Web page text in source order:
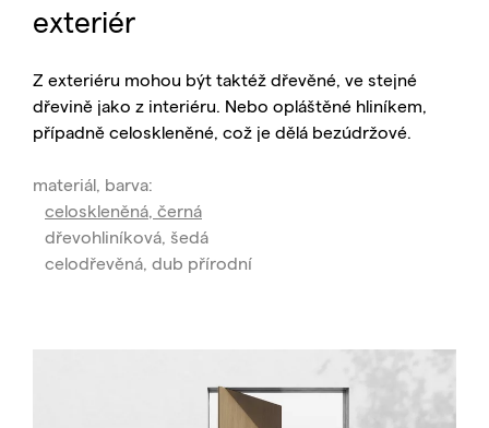
exteriér
Z exteriéru mohou být taktéž dřevěné, ve stejné
dřevině jako z interiéru. Nebo opláštěné hliníkem,
případně celoskleněné, což je dělá bezúdržové.
materiál, barva:
celoskleněná, černá
dřevohliníková, šedá
celodřevěná, dub přírodní